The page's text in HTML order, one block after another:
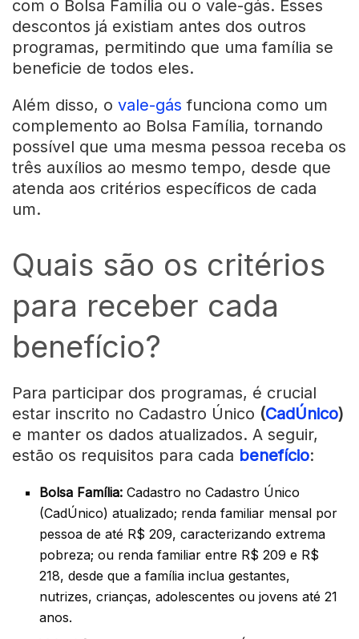
com o Bolsa Família ou o vale-gás. Esses
descontos já existiam antes dos outros
programas, permitindo que uma família se
beneficie de todos eles.
Além disso, o vale-gás funciona como um
complemento ao Bolsa Família, tornando
possível que uma mesma pessoa receba os
três auxílios ao mesmo tempo, desde que
atenda aos critérios específicos de cada
um.
Quais são os critérios
para receber cada
benefício?
Para participar dos programas, é crucial
estar inscrito no Cadastro Único (CadÚnico)
e manter os dados atualizados. A seguir,
estão os requisitos para cada benefício:
Bolsa Família: Cadastro no Cadastro Único
(CadÚnico) atualizado; renda familiar mensal por
pessoa de até R$ 209, caracterizando extrema
pobreza; ou renda familiar entre R$ 209 e R$
218, desde que a família inclua gestantes,
nutrizes, crianças, adolescentes ou jovens até 21
anos.